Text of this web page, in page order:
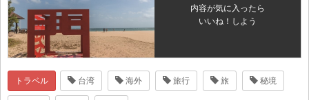
内容が気に入ったら
いいね！しよう
トラベル 台湾 海外 旅行 旅 秘境